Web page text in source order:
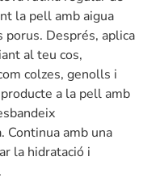
la pell amb aigua
Després, aplica
al teu cos,
colzes, genolls i
a la pell amb
Continua amb una
la hidratació i